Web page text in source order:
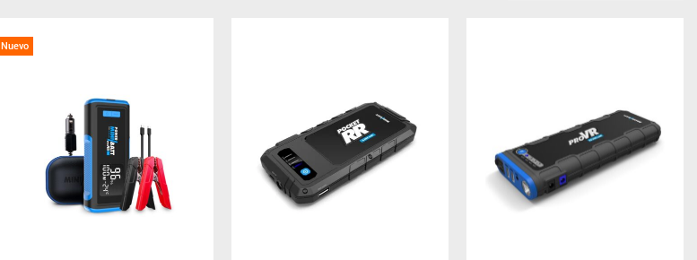
Nuevo